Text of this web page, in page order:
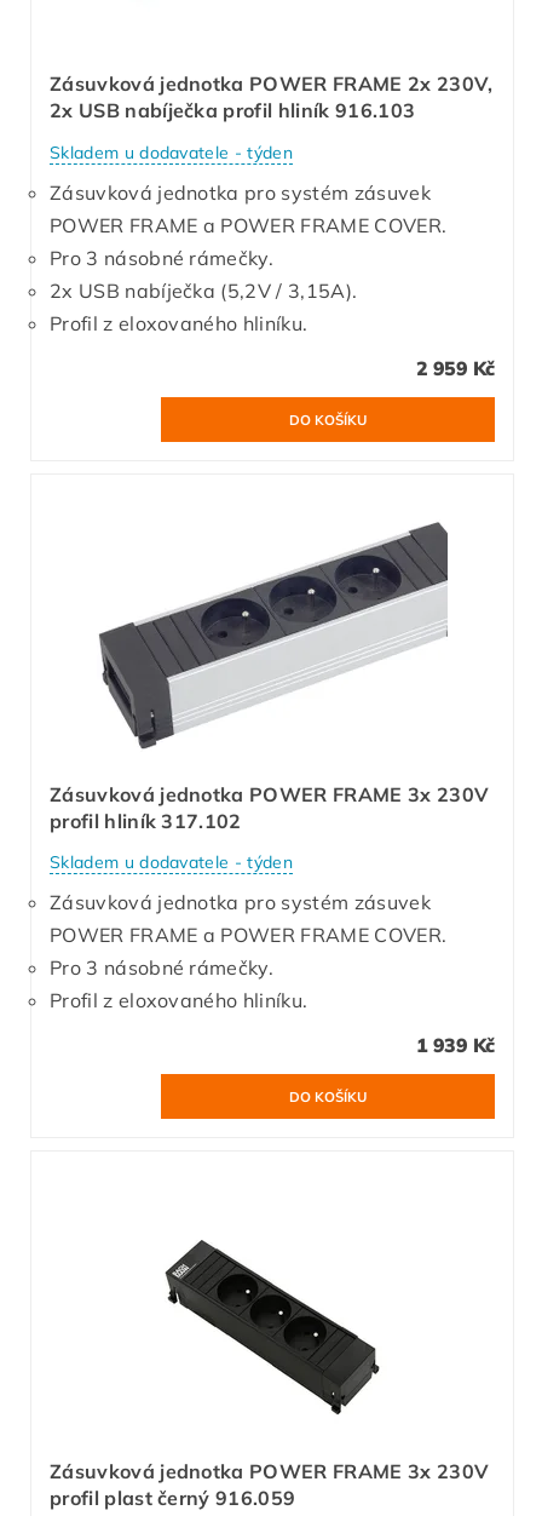
Zásuvková jednotka POWER FRAME 2x 230V,
2x USB nabíječka profil hliník 916.103
Skladem u dodavatele - týden
Zásuvková jednotka pro systém zásuvek
POWER FRAME a POWER FRAME COVER.
Pro 3 násobné rámečky.
2x USB nabíječka (5,2V / 3,15A).
Profil z eloxovaného hliníku.
2 959 Kč
Zásuvková jednotka POWER FRAME 3x 230V
profil hliník 317.102
Skladem u dodavatele - týden
Zásuvková jednotka pro systém zásuvek
POWER FRAME a POWER FRAME COVER.
Pro 3 násobné rámečky.
Profil z eloxovaného hliníku.
1 939 Kč
Zásuvková jednotka POWER FRAME 3x 230V
profil plast černý 916.059